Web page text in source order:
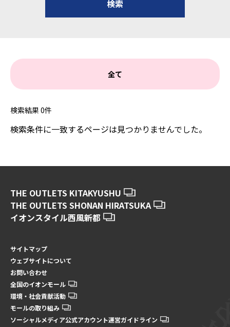
全て
検索結果 0件
検索条件に一致するページは見つかりませんでした。
THE OUTLETS KITAKYUSHU
THE OUTLETS SHONAN HIRATSUKA
イオンスタイル西風新都
サイトマップ
ウェブサイトについて
お問い合わせ
全国のイオンモール
環境・社会貢献活動
モールの取り組み
ソーシャルメディア公式アカウント運営ガイドライン